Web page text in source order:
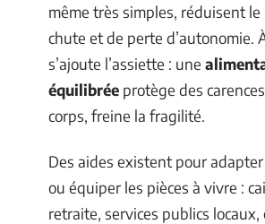
même très simples, réduisent le
chute et de perte d’autonomie.
s’ajoute l’assiette : une
équilibrée protège des
corps, freine la fragilité.
Des aides existent pour
ou équiper les pièces à vivre :
retraite, services publics locaux,